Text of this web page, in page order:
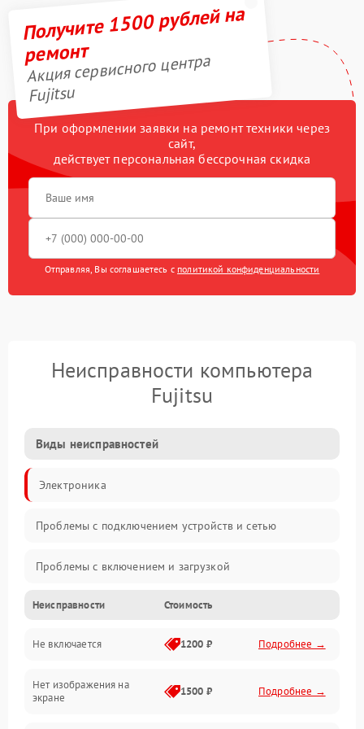
Получите 1500 рублей на
ремонт
Акция сервисного центра
Fujitsu
При оформлении заявки на ремонт техники через
сайт,
действует персональная бессрочная скидка
Отправляя, Вы соглашаетесь с политикой конфиденциальности
Неисправности компьютера
Fujitsu
Виды неисправностей
Электроника
Проблемы с подключением устройств и сетью
Проблемы с включением и загрузкой
Проблемы с изображением и монитором
Проблемы с производительностью и стабильностью
Прочие специфичные проблемы
Неисправности Стоимость
Не включается 1200 ₽ Подробнее →
Нет изображения на
экране
1500 ₽ Подробнее →